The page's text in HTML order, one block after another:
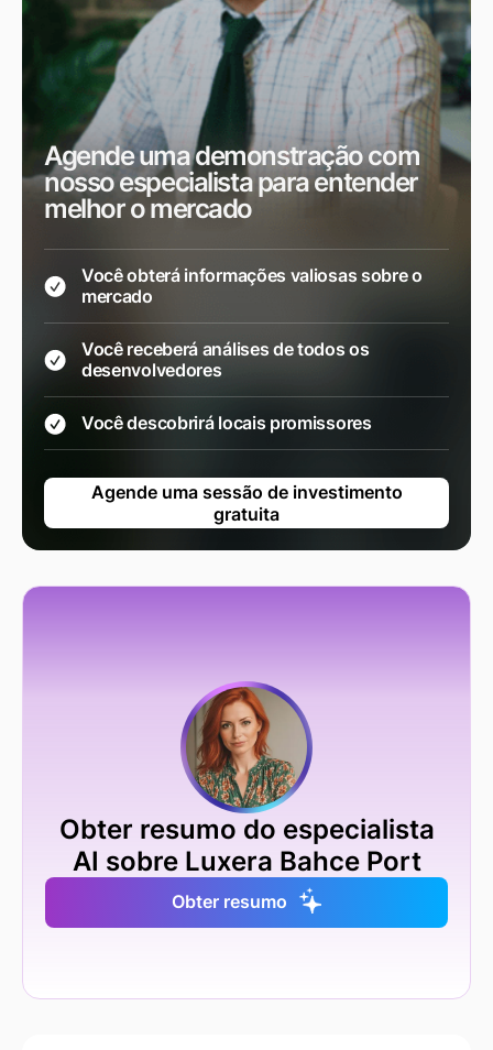
Agende uma demonstração com
nosso especialista para entender
melhor o mercado
Você obterá informações valiosas sobre o
mercado
Você receberá análises de todos os
desenvolvedores
Você descobrirá locais promissores
Agende uma sessão de investimento
gratuita
Obter resumo do especialista
AI sobre Luxera Bahce Port
Obter resumo